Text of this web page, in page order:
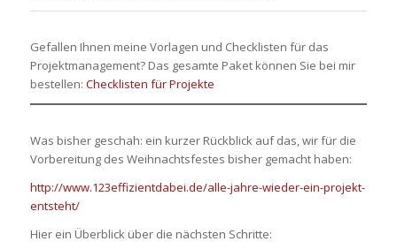
Gefallen Ihnen meine Vorlagen und Checklisten für das
Projektmanagement? Das gesamte Paket können Sie bei mir
bestellen: Checklisten für Projekte
Was bisher geschah: ein kurzer Rückblick auf das, wir für die
Vorbereitung des Weihnachtsfestes bisher gemacht haben:
http://www.123effizientdabei.de/alle-jahre-wieder-ein-projekt-
entsteht/
Hier ein Überblick über die nächsten Schritte: